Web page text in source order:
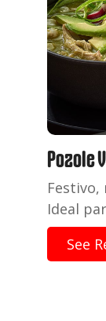
Pozole
Ideal
See